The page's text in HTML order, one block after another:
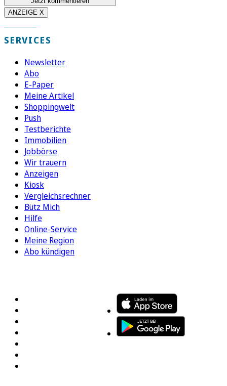
ANZEIGE X
SERVICES
Newsletter
Abo
E-Paper
Meine Artikel
Shoppingwelt
Push
Testberichte
Immobilien
Jobbörse
Wir trauern
Anzeigen
Kiosk
Vergleichsrechner
Bütz Mich
Hilfe
Online-Service
Meine Region
Abo kündigen